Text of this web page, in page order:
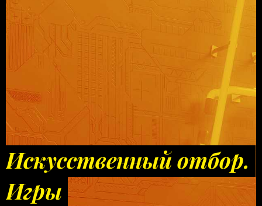
Искусственный отбор.
Игры